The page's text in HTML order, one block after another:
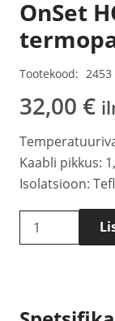
OnSet
Tootekood: 2453
32,00 €
Kaabli pikkus:
Isolatsioon:
OnSet
HOBO